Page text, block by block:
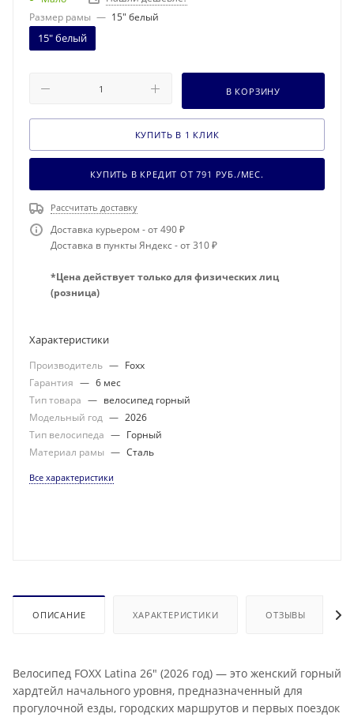
Размер рамы — 15" белый
15" белый
В КОРЗИНУ
КУПИТЬ В 1 КЛИК
КУПИТЬ В КРЕДИТ ОТ791 РУБ./МЕС.
Рассчитать доставку
Доставка курьером - от 490 ₽
Доставка в пункты Яндекс - от 310 ₽
*Цена действует только для физических лиц
(розница)
Характеристики
Производитель — Foxx
Гарантия — 6 мес
Тип товара — велосипед горный
Модельный год — 2026
Тип велосипеда — Горный
Материал рамы — Сталь
Все характеристики
ОПИСАНИЕ ХАРАКТЕРИСТИКИ ОТЗЫВЫ
Велосипед FOXX Latina 26" (2026 год) — это женский горный
хардтейл начального уровня, предназначенный для
прогулочной езды, городских маршрутов и первых поездок